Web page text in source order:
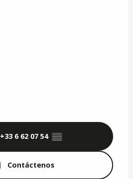
+33 6 62 07 54 ▒▒
Contáctenos